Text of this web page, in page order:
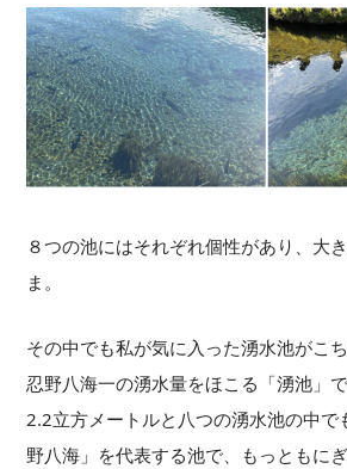
８つの池にはそれぞれ個性があり、大
ま。
その中でも私が気に入った湧水池がこち
忍野八海一の湧水量をほこる「湧池」
2.2立方メートルと八つの湧水池の中で
野八海」を代表する池で、もっともに